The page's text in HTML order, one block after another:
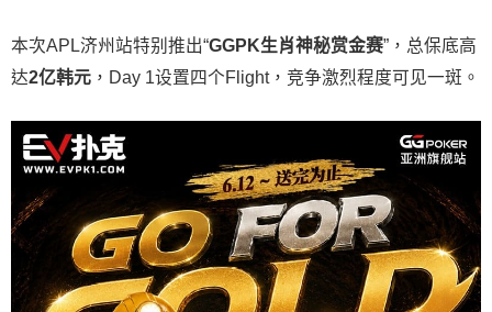
本次APL济州站特别推出“GGPK生肖神秘赏金赛”，总保底高
达2亿韩元 ，Day 1设置四个Flight，竞争激烈程度可见一斑。